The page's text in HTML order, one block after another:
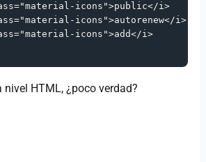
="material-icons">public</i>
="material-icons">autorenew</i>
="material-icons">add</i>
HTML, ¿poco verdad?